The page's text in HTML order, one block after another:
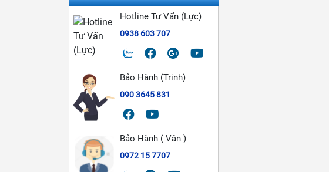
Hotline Tư Vấn (Lực)
0938 603 707
Bảo Hành (Trinh)
090 3645 831
Bảo Hành ( Vân )
0972 15 7707